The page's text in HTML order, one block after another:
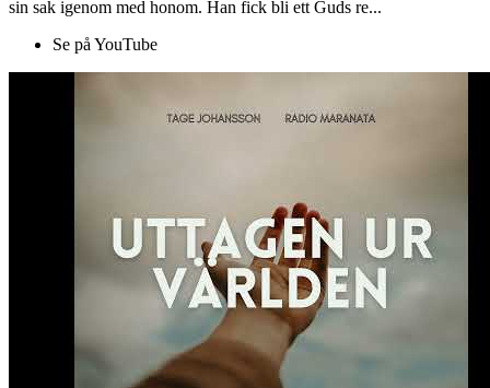
sin sak igenom med honom. Han fick bli ett Guds re...
Se på YouTube